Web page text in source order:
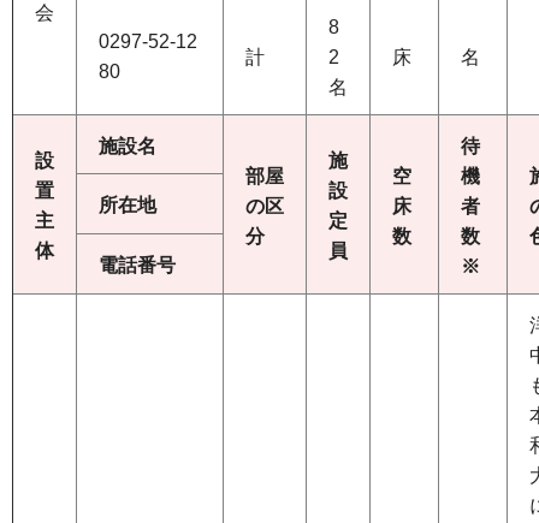
会
0297-52-12
80
計
8
2
名
床 名
設
置
主
体
施設名
部屋
の区
分
施
設
定
員
空
床
数
待
機
者
数
※
所在地
電話番号